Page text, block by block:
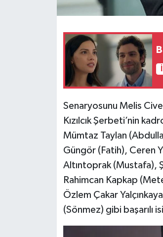
Senaryosunu Melis
Kızılcık Şerbeti’nin
Mümtaz Taylan
Güngör (Fatih), Ceren
Altıntoprak (Mustafa),
Rahimcan Kapkap
Özlem Çakar
(Sönmez) gibi başarılı